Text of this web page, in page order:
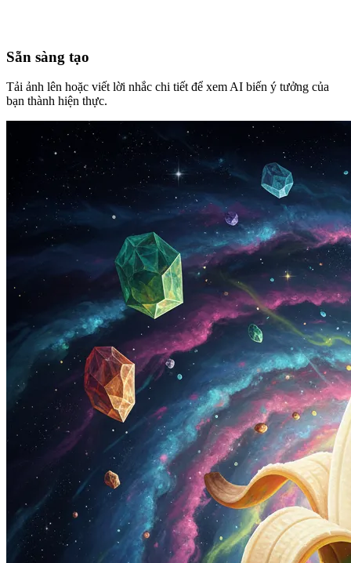
Sẵn sàng tạo
Tải ảnh lên hoặc viết lời nhắc chi tiết để xem AI biến ý tưởng của
bạn thành hiện thực.